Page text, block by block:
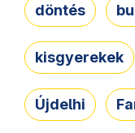
döntés
kisgyerekek
Újdelhi